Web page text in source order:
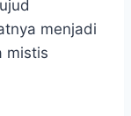
menjadi
mistis